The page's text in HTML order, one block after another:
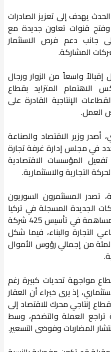
يهدف إلى تعزيز الصادرات
وفتح قنوات تعاون جديدة مع
جانب دعم فرص الاستثمار
المشاركة.
واسعاً من الزوار ورجال
الاهتمام المتزايد بقطاع
الإنتاجية القادرة على
العمل.
أصدر وزير الاقتصاد والصناعة
جدد في مجلس إدارة غرفة تجارة
المؤسسات الاقتصادية
التجارية والاستثمارية.
تصدر المستثمرون السوريون
الجديدة المسجلة في تركيا
خلال شهر أيار 2026، من خلال المساهمة في تأسيس 425 شركة
التجارة والبناء، فيما شكل
المال الأجنبي أكثر من 85 بالمئة من إجمالي رؤوس الأموال
مواجهة تحديات كبيرة رغم
إذ يرى خبراء أن العقار
إنتاجي محرك للاقتصاد إلى
العملة والتضخم، وسط
المضاربات وفوضى التسعير.